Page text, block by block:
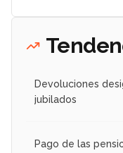
Devoluciones
jubilados
Pago de las